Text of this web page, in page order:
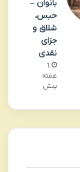
بانوان –
حبس،
شلاق و
جزای
نقدی
1
هفته
پیش